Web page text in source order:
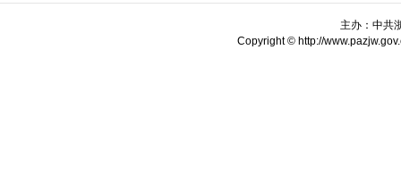
主办：中共
Copyright © http://